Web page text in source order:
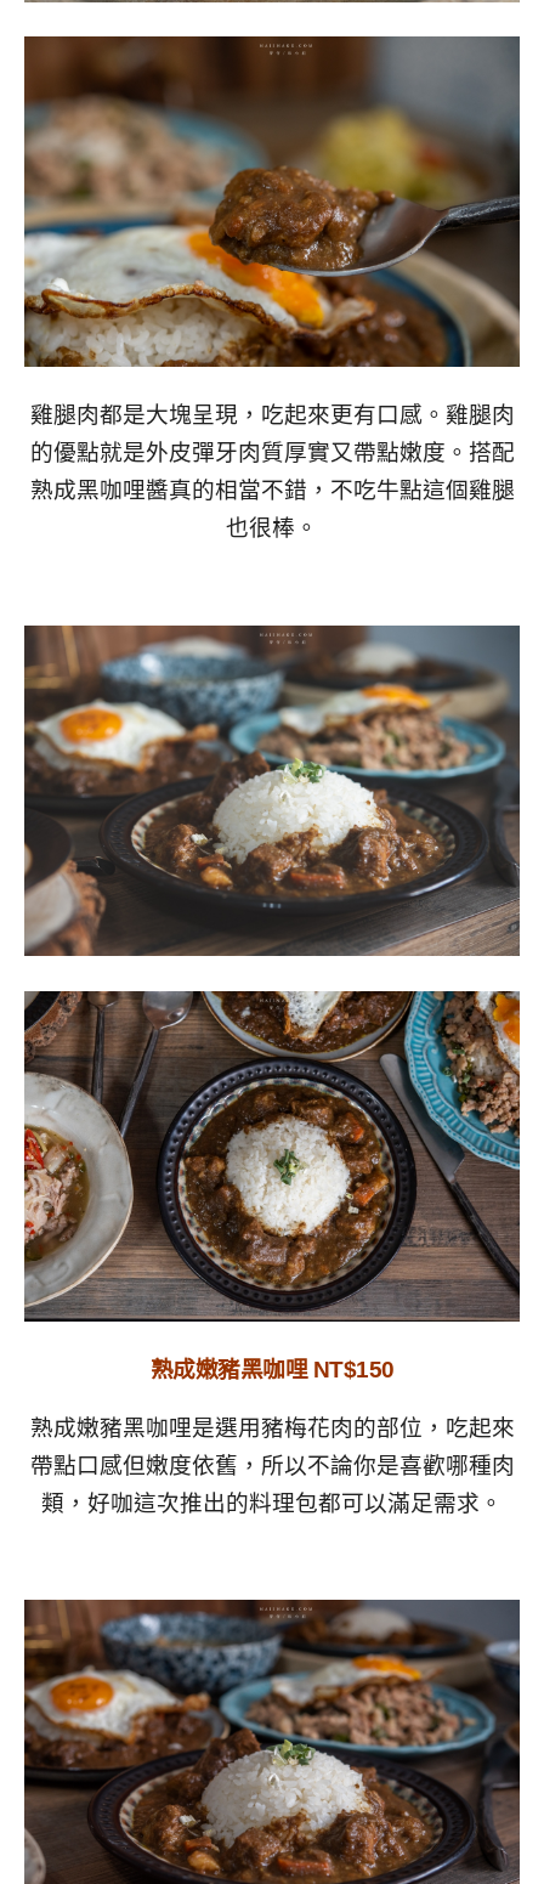
雞腿肉都是大塊呈現，吃起來更有口感。雞腿肉
的優點就是外皮彈牙肉質厚實又帶點嫩度。搭配
熟成黑咖哩醬真的相當不錯，不吃牛點這個雞腿
也很棒。
熟成嫩豬黑咖哩 NT$150
熟成嫩豬黑咖哩是選用豬梅花肉的部位，吃起來
帶點口感但嫩度依舊，所以不論你是喜歡哪種肉
類，好咖這次推出的料理包都可以滿足需求。